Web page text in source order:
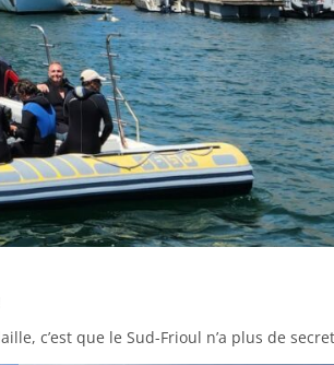
c’est que le Sud-Frioul n’a plus de